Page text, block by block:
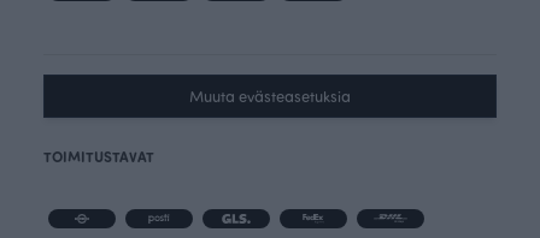
Muuta evästeasetuksia
TOIMITUSTAVAT